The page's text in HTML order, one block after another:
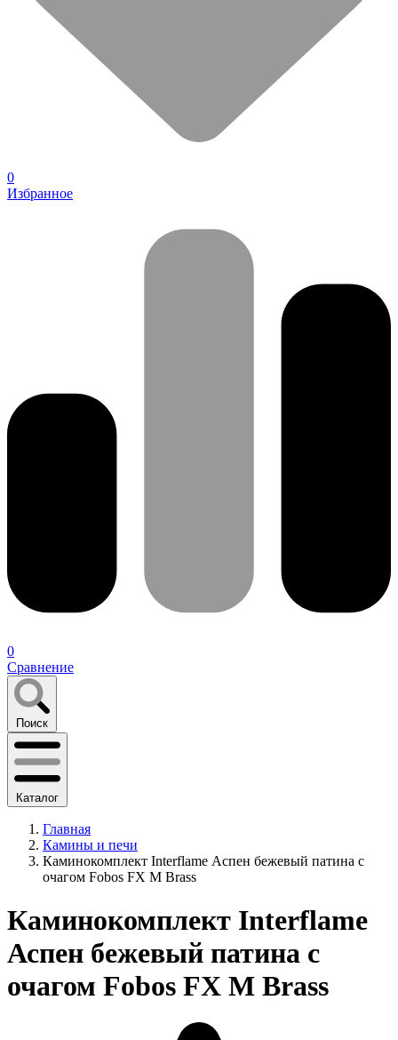
0
Избранное
0
Сравнение
Поиск
Каталог
Главная
Камины и печи
Каминокомплект Interflame Аспен бежевый патина с
очагом Fobos FX M Brass
Каминокомплект Interflame
Аспен бежевый патина с
очагом Fobos FX M Brass